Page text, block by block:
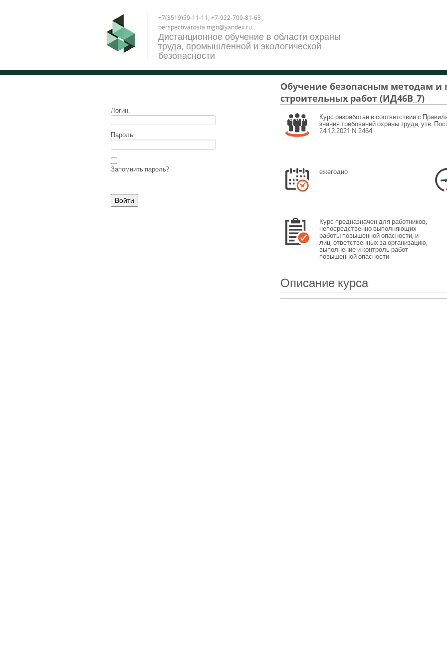
+7(3519)59-11-11, +7-922-709-81-63 ,
perspectivarosta.mgn@yandex.ru
Дистанционное обучение в области охраны
труда, промышленной и экологической
безопасности
Логин:
Пароль:
Запомнить пароль?
Обучение безопасным методам
строительных работ (ИД46В_7)
Курс разработан в соответствии с
знания требований охраны труда, утв.
24.12.2021 N 2464
ежегодно
Курс предназначен для работников,
непосредственно выполняющих
работы повышенной опасности, и
лиц, ответственных за организацию,
выполнение и контроль работ
повышенной опасности
Описание курса